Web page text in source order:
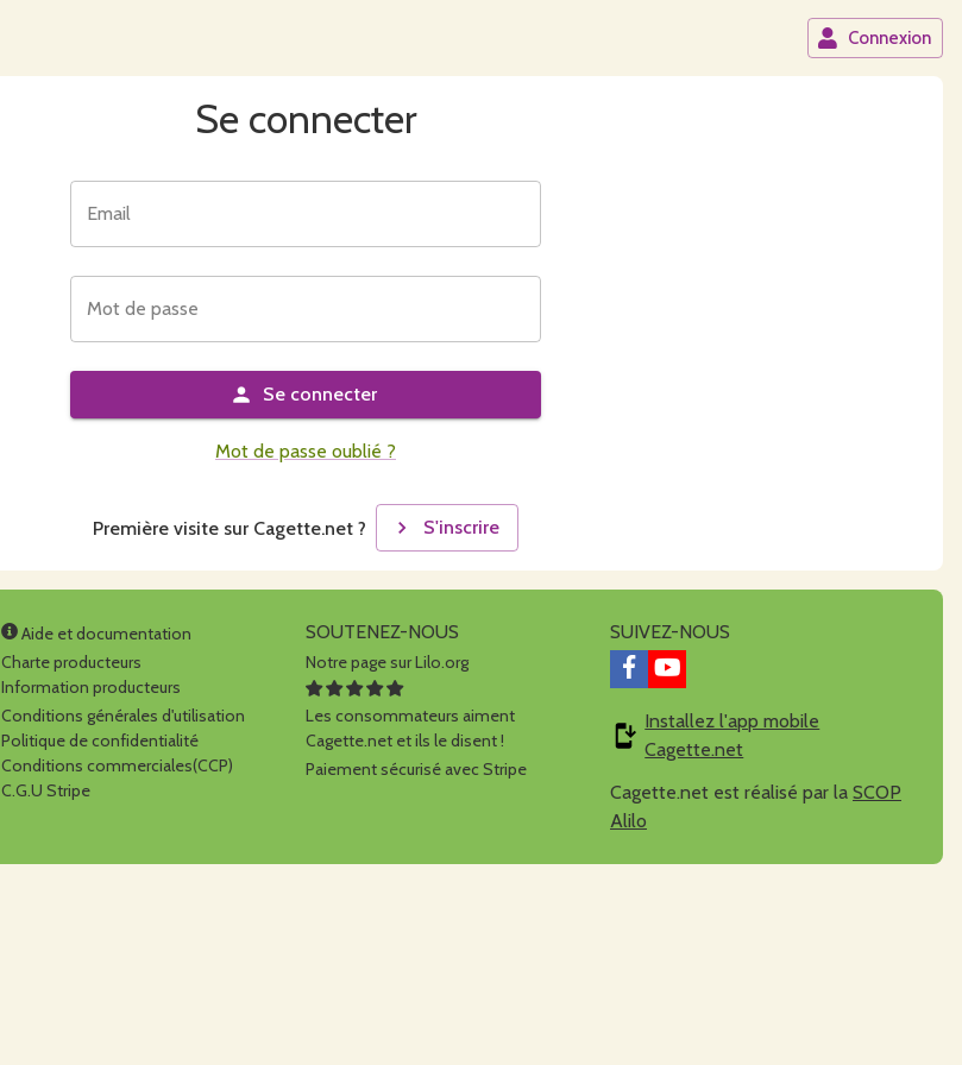
Connexion
Se connecter
Email
Mot de passe
Se connecter
Mot de passe oublié ?
Première visite sur Cagette.net ? S'inscrire
Aide et documentation
Charte producteurs
Information producteurs
Conditions générales d'utilisation
Politique de confidentialité
Conditions commerciales(CCP)
C.G.U Stripe
SOUTENEZ-NOUS
Notre page sur Lilo.org
Les consommateurs aiment
Cagette.net et ils le disent !
Paiement sécurisé avec Stripe
SUIVEZ-NOUS
Installez l'app mobile
Cagette.net
Cagette.net est réalisé par la SCOP
Alilo